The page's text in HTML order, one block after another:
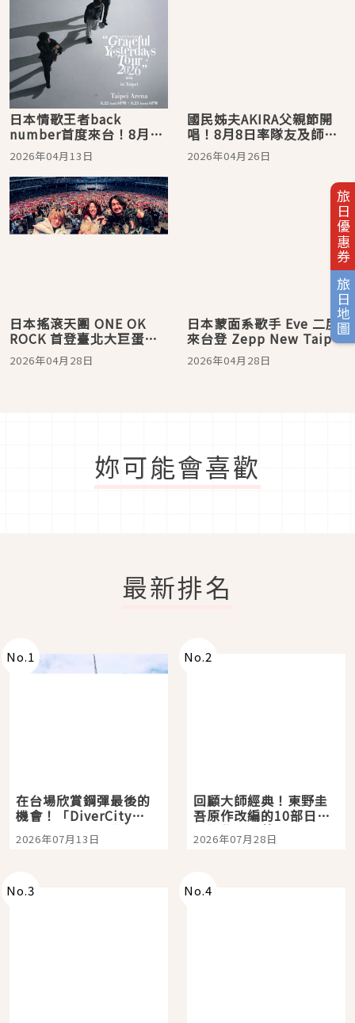
旅日優惠券
旅日地圖
日本情歌王者back
number首度來台！8月登
小巨蛋連唱兩場，4月20日
起實名登記抽票
2026年04月13日
國民姊夫AKIRA父親節開
唱！8月8日率隊友及師弟
團來台獻唱EXILE歷年青春
曲
2026年04月26日
日本搖滾天團 ONE OK
ROCK 首登臺北大巨蛋開
唱完售2場 創日本藝人來
台票房紀錄！與近 7 萬名
2026年04月28日
日本蒙面系歌手 Eve 二度
來台登 Zepp New Taipei
連唱兩天，5 月 9 日準時
開搶！
2026年04月28日
妳可能會喜歡
最新排名
No.1
在台場欣賞鋼彈最後的
機會！「DiverCity
Tokyo Plaza」搭船、
購物、美食及夜景，一
2026年07月13日
No.2
回顧大師經典！東野圭
吾原作改編的10部日本
影視作品推薦
2026年07月28日
No.3 No.4